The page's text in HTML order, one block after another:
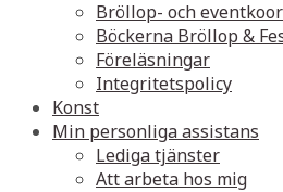
Bröllop- och
Böckerna Bröllop &
Föreläsningar
Integritetspolicy
Konst
Min personliga assistans
Lediga tjänster
Att arbeta hos mig